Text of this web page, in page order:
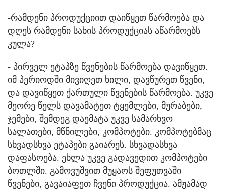
-რამდენი პროდუქციით დაიწყეთ წარმოება და
დღეს რამდენი სახის პროდუქციას აწარმოებს
კულა?
- პირველ ეტაპზე წვენების წარმოება დავიწყეთ.
იმ პერიოდში მივიღეთ ხილი, დავწურეთ წვენი,
და დავიწყეთ ქართული წვენების წარმოება. უკვე
მეორე წელს დავამატეთ ტყემლები, მურაბები,
ჯემები, შემდეგ დაემატა უკვე სამარხვო
სალათები, მწნილები, კომპოტები. კომპოტებმაც
სხვადსხვა ეტაპები გაიარეს. სხვადასხვა
დაფასოება. ეხლა უკვე გადავედით კომპოტები
ბოთლში. გამოვუშვით მუყაოს შეფუთვაში
წვენები, გავაიაფეთ ჩვენი პროდუქცია. ამჟამად